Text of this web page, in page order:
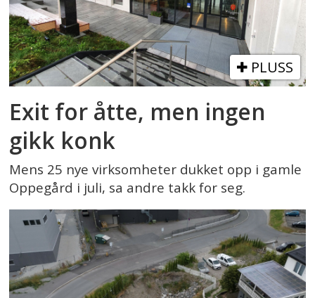
PLUSS
Exit for åtte, men ingen
gikk konk
Mens 25 nye virksomheter dukket opp i gamle
Oppegård i juli, sa andre takk for seg.